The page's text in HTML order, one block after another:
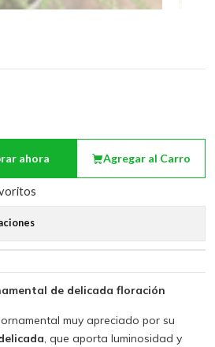
Agregar al Carro
ahora
de delicada floración
muy apreciado por su
, que aporta luminosidad y